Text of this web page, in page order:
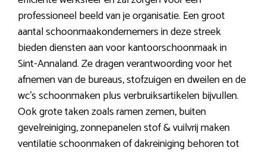
professioneel beeld van je organisatie. Een groot
aantal schoonmaakondernemers in deze streek
bieden diensten aan voor kantoorschoonmaak in
Sint-Annaland. Ze dragen verantwoording voor het
afnemen van de bureaus, stofzuigen en dweilen en de
wc’s schoonmaken plus verbruiksartikelen bijvullen.
Ook grote taken zoals ramen zemen, buiten
gevelreiniging, zonnepanelen stof & vuilvrij maken
ventilatie schoonmaken of dakreiniging behoren tot